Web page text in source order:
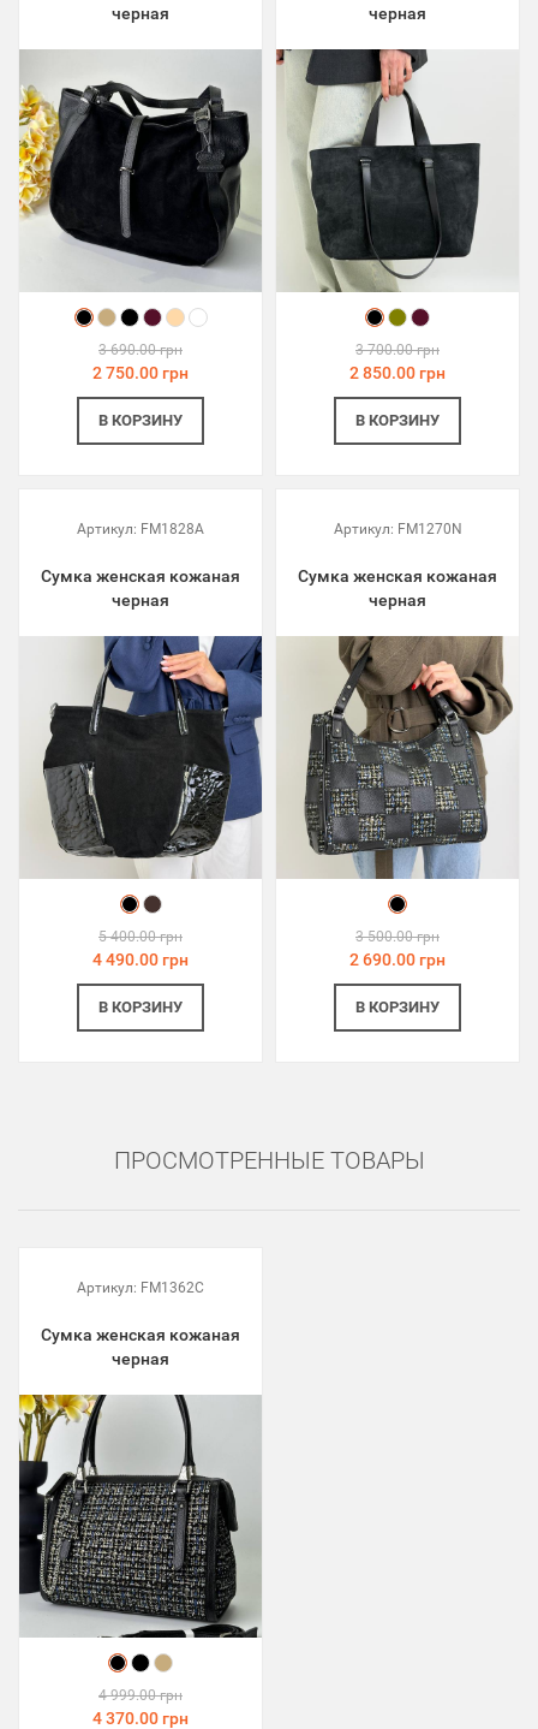
черная
3 690.00 грн
2 750.00 грн
В КОРЗИНУ
черная
3 700.00 грн
2 850.00 грн
В КОРЗИНУ
Артикул: FM1828A
Сумка женская кожаная
черная
5 400.00 грн
4 490.00 грн
В КОРЗИНУ
Артикул: FM1270N
Сумка женская кожаная
черная
3 500.00 грн
2 690.00 грн
В КОРЗИНУ
ПРОСМОТРЕННЫЕ ТОВАРЫ
Артикул: FM1362C
Сумка женская кожаная
черная
4 999.00 грн
4 370.00 грн